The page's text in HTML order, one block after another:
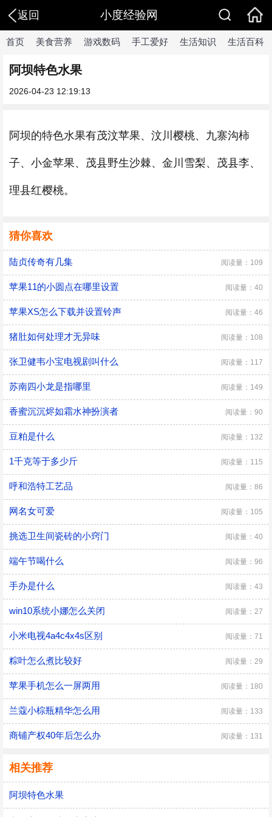
返回 小度经验网
首页 美食营养 游戏数码 手工爱好 生活知识 生活百科
阿坝特色水果
2026-04-23 12:19:13
阿坝的特色水果有茂汶苹果、汶川樱桃、九寨沟柿
子、小金苹果、茂县野生沙棘、金川雪梨、茂县李、
理县红樱桃。
猜你喜欢
陆贞传奇有几集 阅读量：109
苹果11的小圆点在哪里设置 阅读量：40
苹果XS怎么下载并设置铃声 阅读量：46
猪肚如何处理才无异味 阅读量：108
张卫健韦小宝电视剧叫什么 阅读量：117
苏南四小龙是指哪里 阅读量：149
香蜜沉沉烬如霜水神扮演者 阅读量：90
豆粕是什么 阅读量：132
1千克等于多少斤 阅读量：115
呼和浩特工艺品 阅读量：86
网名女可爱 阅读量：105
挑选卫生间瓷砖的小窍门 阅读量：40
端午节喝什么 阅读量：96
手办是什么 阅读量：43
win10系统小娜怎么关闭 阅读量：27
小米电视4a4c4x4s区别 阅读量：71
粽叶怎么煮比较好 阅读量：29
苹果手机怎么一屏两用 阅读量：180
​兰蔻小棕瓶精华怎么用 阅读量：133
商铺产权40年后怎么办 阅读量：131
相关推荐
阿坝特色水果